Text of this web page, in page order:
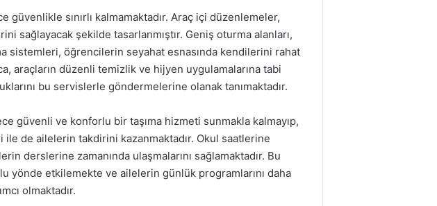
güvenlikle sınırlı kalmamaktadır. Araç içi düzenlemeler,
sağlayacak şekilde tasarlanmıştır. Geniş oturma alanları,
sistemleri, öğrencilerin seyahat esnasında kendilerini rahat
araçların düzenli temizlik ve hijyen uygulamalarına tabi
bu servislerle göndermelerine olanak tanımaktadır.
güvenli ve konforlu bir taşıma hizmeti sunmakla kalmayıp,
ile de ailelerin takdirini kazanmaktadır. Okul saatlerine
derslerine zamanında ulaşmalarını sağlamaktadır. Bu
yönde etkilemekte ve ailelerin günlük programlarını daha
olmaktadır.